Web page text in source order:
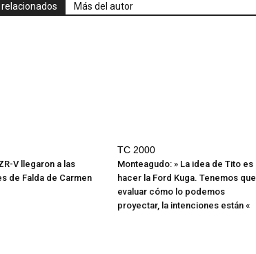
Más del autor
V llegaron a las
de Falda de Carmen
TC 2000
Monteagudo: » La idea de Tito es
hacer la Ford Kuga. Tenemos que
evaluar cómo lo podemos
proyectar, la intenciones están «